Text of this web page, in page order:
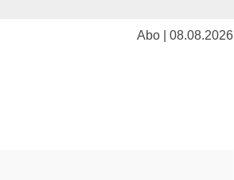
Abo | 08.08.2026